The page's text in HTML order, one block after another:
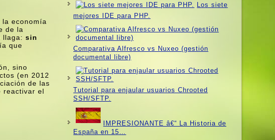
economí­a
de la
llaga:sin
que
sino
(en 2012
de las
reactivar el
Los siete
mejores IDE para PHP.
Comparativa Alfresco vs Nuxeo (gestión
documental libre)
Tutorial para enjaular usuarios Chrooted
SSH/SFTP.
IMPRESIONANTE â€“ La Historia de
España en 15…